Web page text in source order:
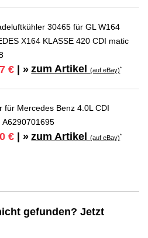
30465 für GL W164
X164 KLASSE 420 CDI matic
€ | » zum Artikel(auf eBay)*
für Mercedes Benz 4.0L CDI
A6290701695
€ | » zum Artikel(auf eBay)*
gefunden? Jetzt